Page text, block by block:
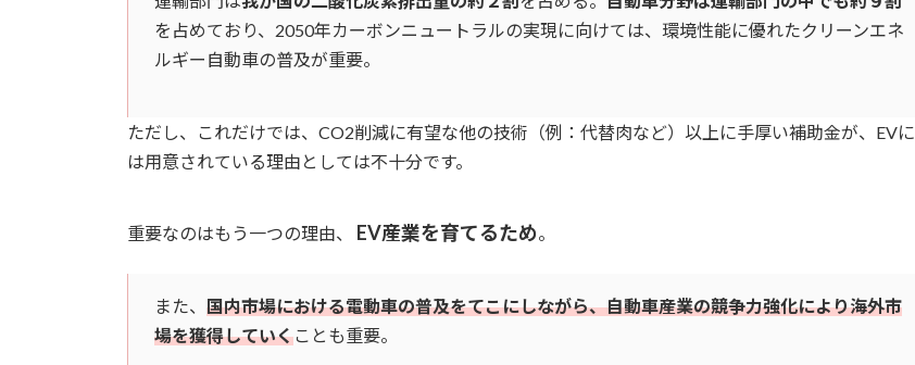
を占めており、2050年カーボンニュートラルの実現に向けては、環境性能に優れたクリーンエネ
ルギー自動車の普及が重要。
ただし、これだけでは、CO2削減に有望な他の技術（例：代替肉など）以上に手厚い補助金が、EVに
は用意されている理由としては不十分です。
重要なのはもう一つの理由、 EV産業を育てるため。
また、 国内市場における電動車の普及をてこにしながら、自動車産業の競争力強化により海外市
場を獲得していくことも重要。